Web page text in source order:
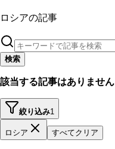
ロシアの記事
検索
該当する記事はありません
絞り込み1
ロシア すべてクリア